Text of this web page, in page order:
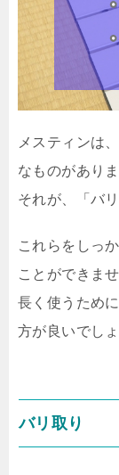
メスティンは
なものがありま
それが、「バ
これらをしっ
ことができませ
長く使うため
方が良いでしょ
バリ取り